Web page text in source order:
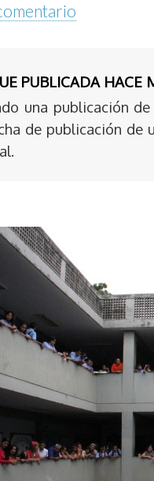
PUBLICADA HACE
una publicación
de publicación de